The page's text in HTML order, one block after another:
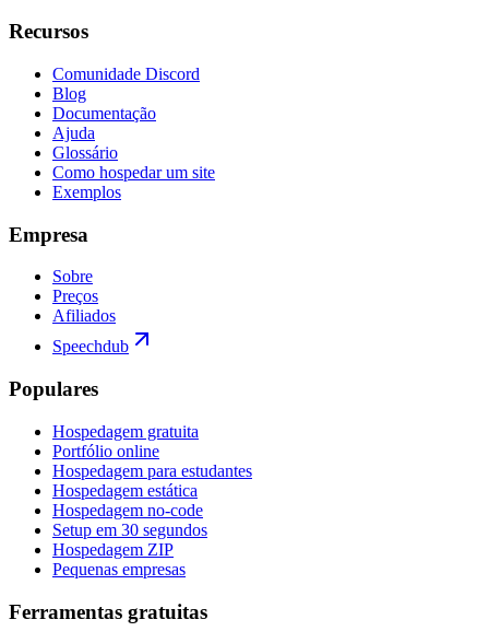
Recursos
Comunidade Discord
Blog
Documentação
Ajuda
Glossário
Como hospedar um site
Exemplos
Empresa
Sobre
Preços
Afiliados
Speechdub
Populares
Hospedagem gratuita
Portfólio online
Hospedagem para estudantes
Hospedagem estática
Hospedagem no-code
Setup em 30 segundos
Hospedagem ZIP
Pequenas empresas
Ferramentas gratuitas